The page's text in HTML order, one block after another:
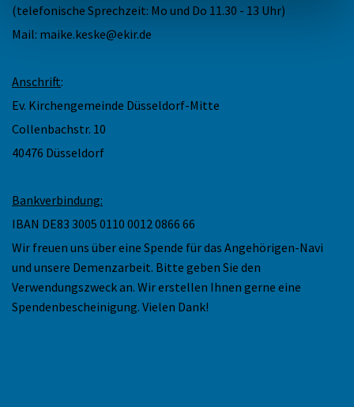
(telefonische Sprechzeit: Mo und Do 11.30 - 13 Uhr)
Mail: maike.keske@ekir.de
Anschrift:
Ev. Kirchengemeinde Düsseldorf-Mitte
Collenbachstr. 10
40476 Düsseldorf
Bankverbindung:
IBAN DE83 3005 0110 0012 0866 66
Wir freuen uns über eine Spende für das Angehörigen-Navi
und unsere Demenzarbeit. Bitte geben Sie den
Verwendungszweck an. Wir erstellen Ihnen gerne eine
Spendenbescheinigung. Vielen Dank!